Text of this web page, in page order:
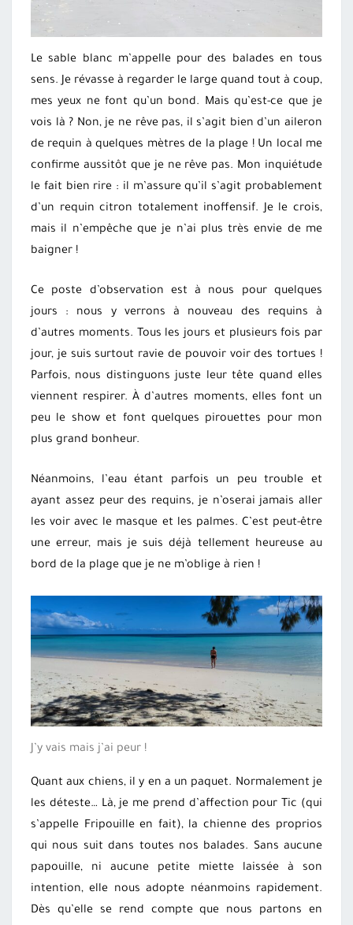
Le sable blanc m’appelle pour des balades en tous
sens. Je révasse à regarder le large quand tout à coup,
mes yeux ne font qu’un bond. Mais qu’est-ce que je
vois là ? Non, je ne rêve pas, il s’agit bien d’un aileron
de requin à quelques mètres de la plage ! Un local me
confirme aussitôt que je ne rêve pas. Mon inquiétude
le fait bien rire : il m’assure qu’il s’agit probablement
d’un requin citron totalement inoffensif. Je le crois,
mais il n’empêche que je n’ai plus très envie de me
baigner !
Ce poste d’observation est à nous pour quelques
jours : nous y verrons à nouveau des requins à
d’autres moments. Tous les jours et plusieurs fois par
jour, je suis surtout ravie de pouvoir voir des tortues !
Parfois, nous distinguons juste leur tête quand elles
viennent respirer. À d’autres moments, elles font un
peu le show et font quelques pirouettes pour mon
plus grand bonheur.
Néanmoins, l’eau étant parfois un peu trouble et
ayant assez peur des requins, je n’oserai jamais aller
les voir avec le masque et les palmes. C’est peut-être
une erreur, mais je suis déjà tellement heureuse au
bord de la plage que je ne m’oblige à rien !
J’y vais mais j’ai peur !
Quant aux chiens, il y en a un paquet. Normalement je
les déteste… Là, je me prend d’affection pour Tic (qui
s’appelle Fripouille en fait), la chienne des proprios
qui nous suit dans toutes nos balades. Sans aucune
papouille, ni aucune petite miette laissée à son
intention, elle nous adopte néanmoins rapidement.
Dès qu’elle se rend compte que nous partons en